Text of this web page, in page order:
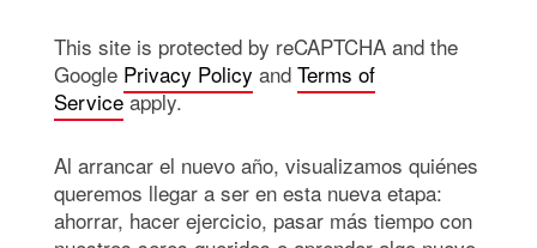
This site is protected by reCAPTCHA and the
Google Privacy Policy and Terms of
Serviceapply.
Al arrancar el nuevo año, visualizamos quiénes
queremos llegar a ser en esta nueva etapa:
ahorrar, hacer ejercicio, pasar más tiempo con